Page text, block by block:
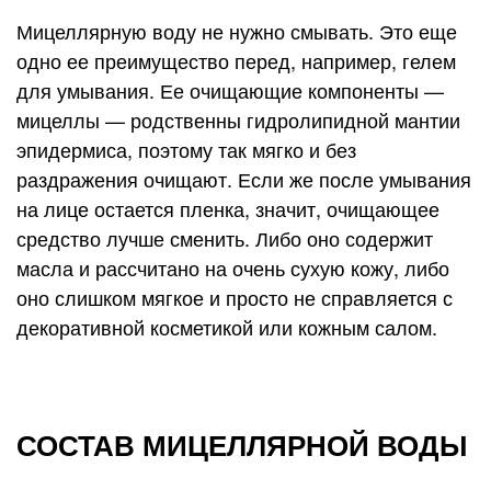
Мицеллярную воду не нужно смывать. Это еще
одно ее преимущество перед, например, гелем
для умывания. Ее очищающие компоненты —
мицеллы — родственны гидролипидной мантии
эпидермиса, поэтому так мягко и без
раздражения очищают. Если же после умывания
на лице остается пленка, значит, очищающее
средство лучше сменить. Либо оно содержит
масла и рассчитано на очень сухую кожу, либо
оно слишком мягкое и просто не справляется с
декоративной косметикой или кожным салом.
СОСТАВ МИЦЕЛЛЯРНОЙ ВОДЫ